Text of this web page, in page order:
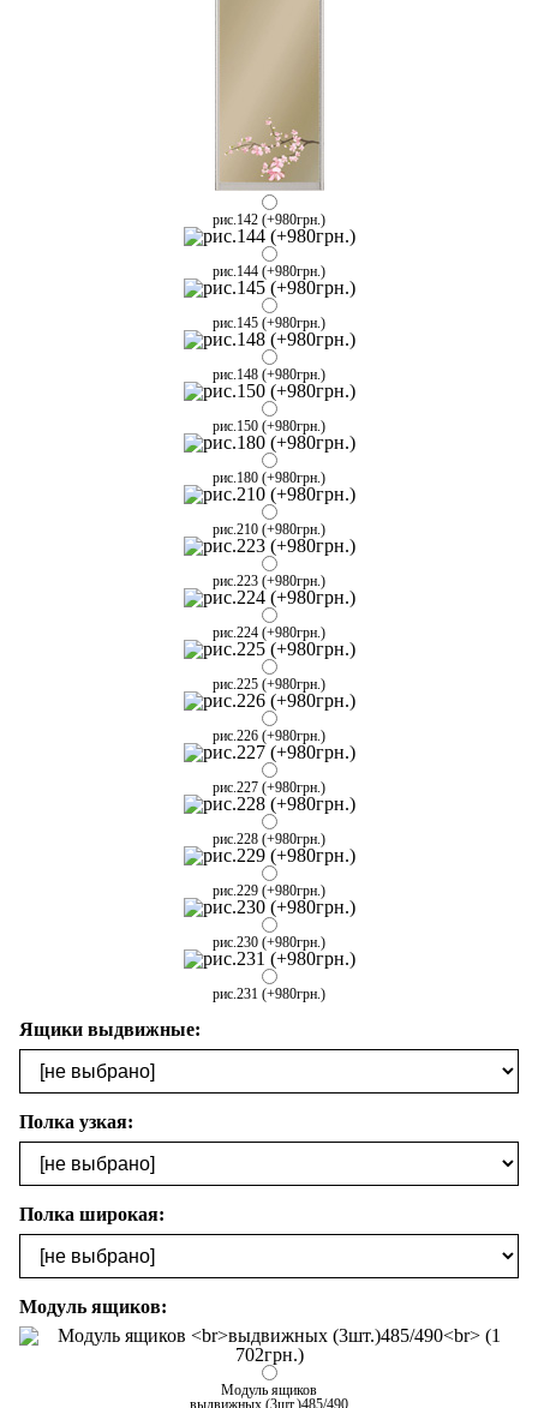
рис.142 (+980грн.)
рис.144 (+980грн.)
рис.145 (+980грн.)
рис.148 (+980грн.)
рис.150 (+980грн.)
рис.180 (+980грн.)
рис.210 (+980грн.)
рис.223 (+980грн.)
рис.224 (+980грн.)
рис.225 (+980грн.)
рис.226 (+980грн.)
рис.227 (+980грн.)
рис.228 (+980грн.)
рис.229 (+980грн.)
рис.230 (+980грн.)
рис.231 (+980грн.)
Ящики выдвижные:
Полка узкая:
Полка широкая:
Модуль ящиков:
Модуль ящиков
выдвижных (3шт.)485/490